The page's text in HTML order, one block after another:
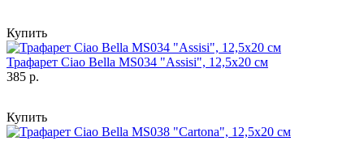
Купить
Трафарет Ciao Bella MS034 "Assisi", 12,5х20 см
385 р.
Купить